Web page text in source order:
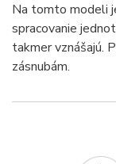
Na tomto modeli
spracovanie
takmer vznášajú.
zásnubám.